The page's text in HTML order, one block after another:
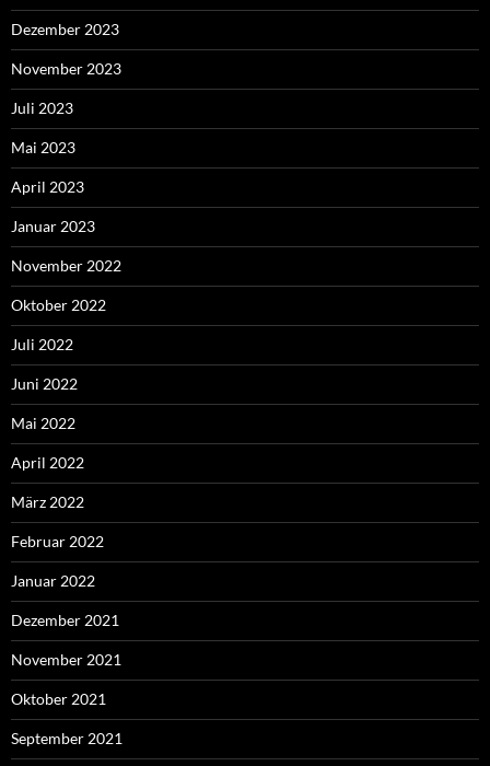
Dezember 2023
November 2023
Juli 2023
Mai 2023
April 2023
Januar 2023
November 2022
Oktober 2022
Juli 2022
Juni 2022
Mai 2022
April 2022
März 2022
Februar 2022
Januar 2022
Dezember 2021
November 2021
Oktober 2021
September 2021